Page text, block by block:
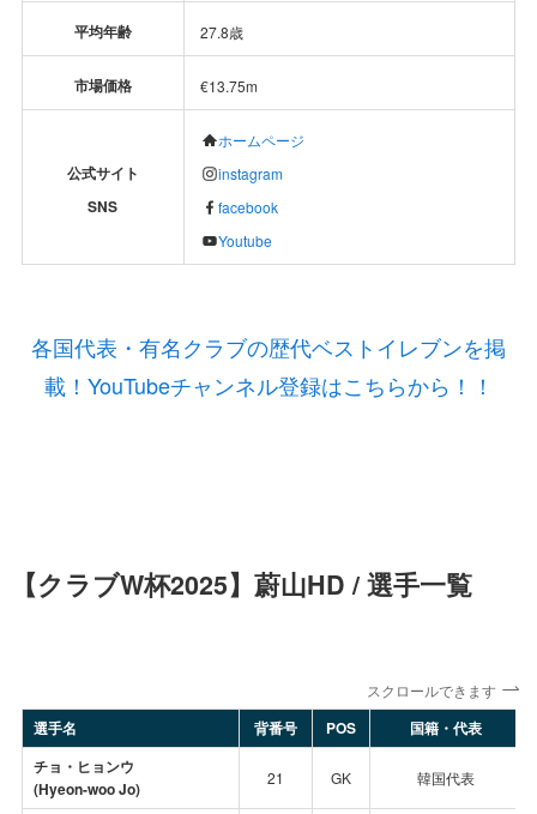
平均年齢 27.8歳
市場価格 €13.75m
公式サイト
SNS
ホームページ
instagram
facebook
Youtube
各国代表・有名クラブの歴代ベストイレブンを掲
載！YouTubeチャンネル登録はこちらから！！
【クラブW杯2025】蔚山HD / 選手一覧
スクロールできます
選手名 背番号 POS
国籍・代表
チョ・ヒョンウ
(Hyeon-woo Jo)
21 GK 韓国代表